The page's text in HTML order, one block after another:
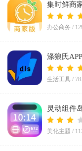
集时鲜商
办公商务 /
涤狼氏
生活工具 /
灵动组件
美化主题 /